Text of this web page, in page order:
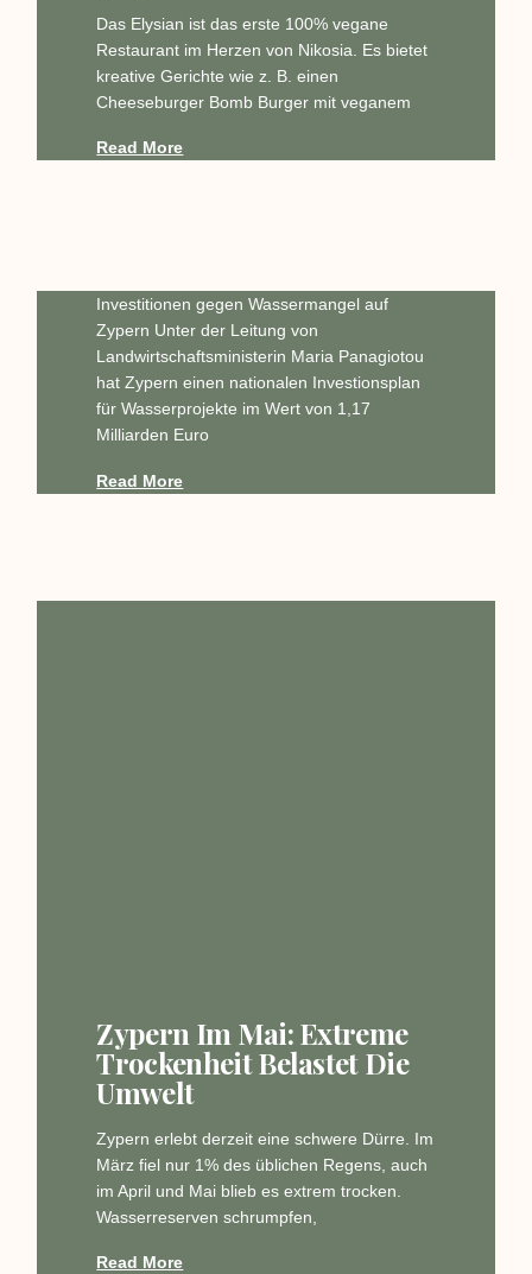
Das Elysian ist das erste 100% vegane
Restaurant im Herzen von Nikosia. Es bietet
kreative Gerichte wie z. B. einen
Cheeseburger Bomb Burger mit veganem
Read More
Investitionen gegen Wassermangel auf
Zypern Unter der Leitung von
Landwirtschaftsministerin Maria Panagiotou
hat Zypern einen nationalen Investionsplan
für Wasserprojekte im Wert von 1,17
Milliarden Euro
Read More
Zypern Im Mai: Extreme
Trockenheit Belastet Die
Umwelt
Zypern erlebt derzeit eine schwere Dürre. Im
März fiel nur 1% des üblichen Regens, auch
im April und Mai blieb es extrem trocken.
Wasserreserven schrumpfen,
Read More